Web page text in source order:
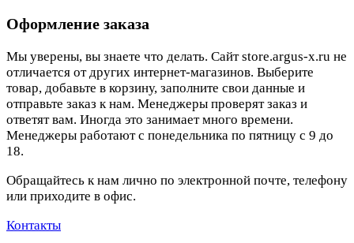
Оформление заказа
Мы уверены, вы знаете что делать. Сайт store.argus-x.ru не
отличается от других интернет-магазинов. Выберите
товар, добавьте в корзину, заполните свои данные и
отправьте заказ к нам. Менеджеры проверят заказ и
ответят вам. Иногда это занимает много времени.
Менеджеры работают с понедельника по пятницу с 9 до
18.
Обращайтесь к нам лично по электронной почте, телефону
или приходите в офис.
Контакты